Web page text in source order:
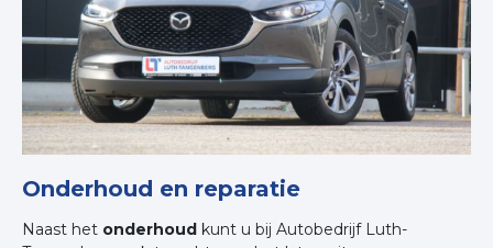
Onderhoud en reparatie
Naast het onderhoud kunt u bij Autobedrijf Luth-